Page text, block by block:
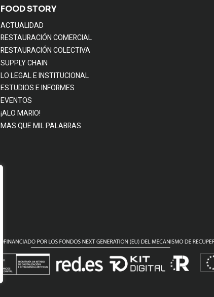
FOOD STORY
ACTUALIDAD
RESTAURACIÓN COMERCIAL
RESTAURACIÓN COLECTIVA
SUPPLY CHAIN
LO LEGAL E INSTITUCIONAL
ESTUDIOS E INFORMES
EVENTOS
¡ALO MARIO!
MAS QUE MIL PALABRAS